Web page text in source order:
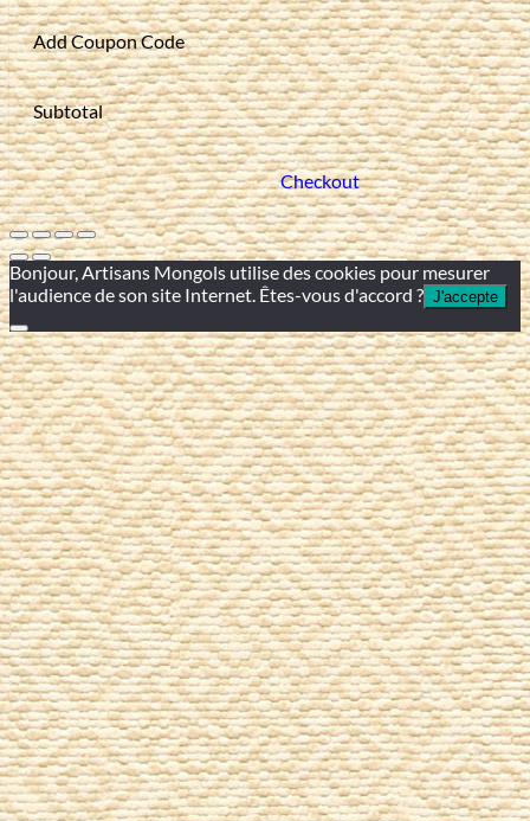
Add Coupon Code
Subtotal
Checkout
Bonjour, Artisans Mongols utilise des cookies pour mesurer
l'audience de son site Internet. Êtes-vous d'accord ? J'accepte